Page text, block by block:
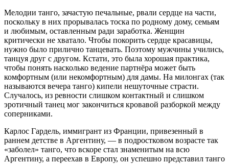
Мелодии танго, зачастую печальные, рвали сердце на части,
поскольку в них прорывалась тоска по родному дому, семьям
и любимым, оставленным ради заработка. Женщин
критически не хватало. Чтобы покорить сердце красавицы,
нужно было прилично танцевать. Поэтому мужчины учились,
танцуя друг с другом. Кстати, это была хорошая практика,
чтобы понять насколько ведение партнёра может быть
комфортным (или некомфортным) для дамы. На милонгах (так
называются вечера танго) кипели нешуточные страсти.
Случалось, из ревности слишком контактный и слишком
эротичный танец мог закончиться кровавой разборкой между
соперниками.
Карлос Гардель, иммигрант из Франции, привезенный в
раннем детстве в Аргентину, — в подростковом возрасте так
«заболел» танго, что вскоре стал знаменитым на всю
Аргентину, а переехав в Европу, он успешно представил танго